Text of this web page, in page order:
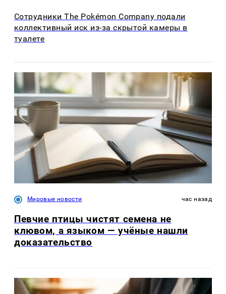
Сотрудники The Pokémon Company подали
коллективный иск из-за скрытой камеры в
туалете
Мировые новости час назад
Певчие птицы чистят семена не
клювом, а языком — учёные нашли
доказательство